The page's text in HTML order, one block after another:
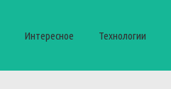
Интересное Технологии